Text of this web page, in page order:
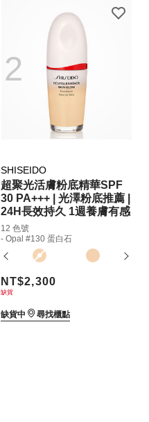
2
SHISEIDO
超聚光活膚粉底精華SPF
30 PA+++ | 光澤粉底推薦 |
24H長效持久 1週養膚有感
12 色號
- Opal #130 蛋白石
NT$2,300
缺貨
缺貨中 尋找櫃點